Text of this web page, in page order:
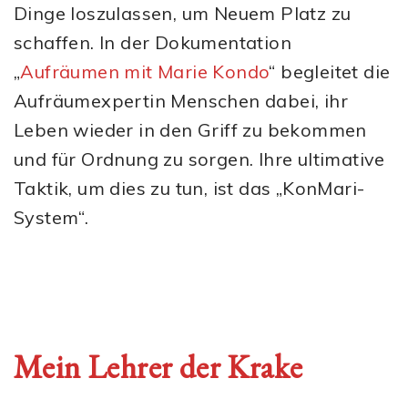
Dinge loszulassen, um Neuem Platz zu
schaffen. In der Dokumentation
„Aufräumen mit Marie Kondo“ begleitet die
Aufräumexpertin Menschen dabei, ihr
Leben wieder in den Griff zu bekommen
und für Ordnung zu sorgen. Ihre ultimative
Taktik, um dies zu tun, ist das „KonMari-
System“.
Mein Lehrer der Krake